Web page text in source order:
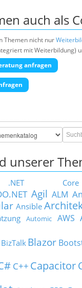
auch als
Themen nicht nur
mit Weiterbildung)
anfragen
unserer
.NET Core
Agil ALM
Ansible
Automic AWS
BizTalk Blazor
C++ Capacitor